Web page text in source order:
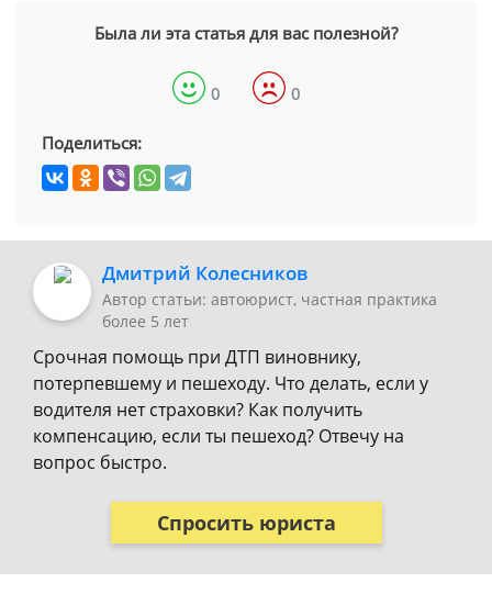
Была ли эта статья для вас полезной?
0 0
Поделиться:
Дмитрий Колесников
Автор статьи: автоюрист, частная практика
более 5 лет
Срочная помощь при ДТП виновнику,
потерпевшему и пешеходу. Что делать, если у
водителя нет страховки? Как получить
компенсацию, если ты пешеход? Отвечу на
вопрос быстро.
Спросить юриста